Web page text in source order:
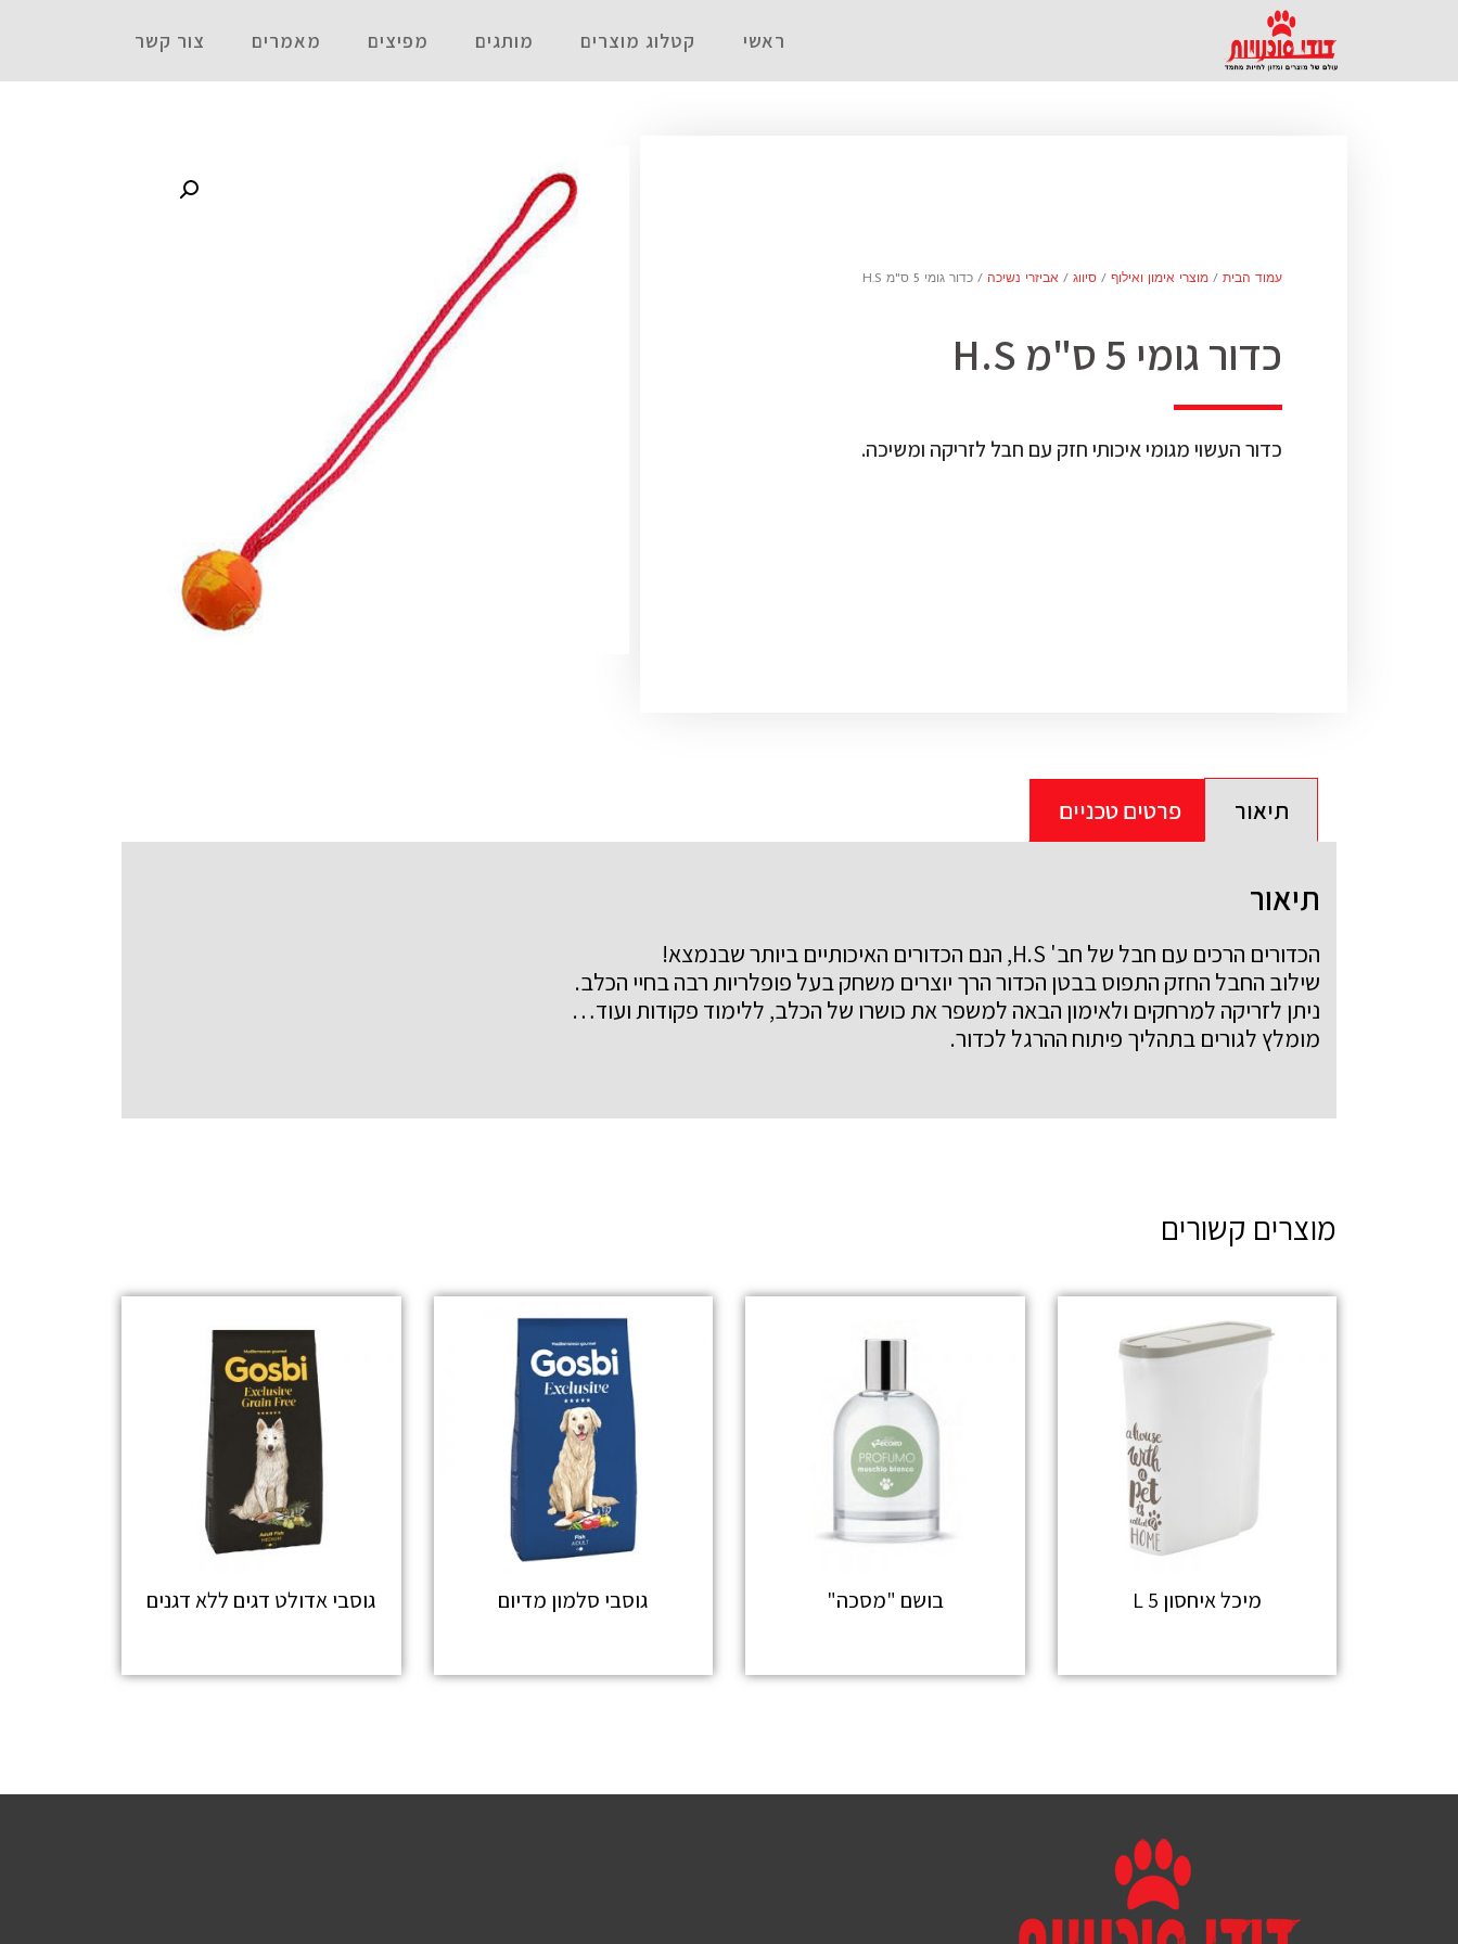
ראשי קטלוג מוצרים מותגים מפיצים מאמרים צור קשר
עמוד הבית / מוצרי אימון ואילוף / סיווג / אביזרי נשיכה / כדור גומי 5 ס"מ H.S
כדור גומי 5 ס"מ H.S
כדור העשוי מגומי איכותי חזק עם חבל לזריקה ומשיכה.
תיאור פרטים טכניים
תיאור
הכדורים הרכים עם חבל של חב' H.S, הנם הכדורים האיכותיים ביותר שבנמצא!
שילוב החבל החזק התפוס בבטן הכדור הרך יוצרים משחק בעל פופלריות רבה בחיי הכלב.
ניתן לזריקה למרחקים ולאימון הבאה למשפר את כושרו של הכלב, ללימוד פקודות ועוד…
מומלץ לגורים בתהליך פיתוח ההרגל לכדור.
מוצרים קשורים
מיכל איחסון 5 L בושם "מסכה" גוסבי סלמון מדיום גוסבי אדולט דגים ללא דגנים